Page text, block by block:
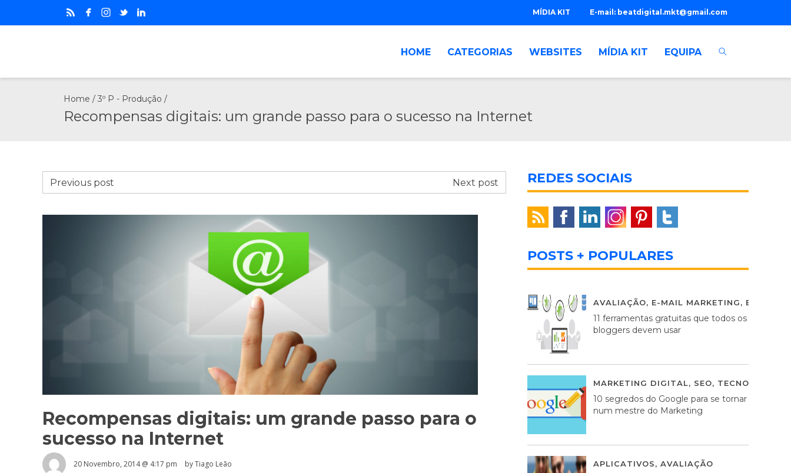
E-mail: beatdigital.mkt@gmail.com
MÍDIA KIT
HOME CATEGORIAS WEBSITES MÍDIA KIT EQUIPA
Home / 3º P - Produção /
Recompensas digitais: um grande passo para o sucesso na Internet
Previous post Next post
Recompensas digitais: um grande passo para o
sucesso na Internet
20 Novembro, 2014 @ 4:17 pm
by Tiago Leão
REDES SOCIAIS
POSTS + POPULARES
AVALIAÇÃO, E-MAIL MARKETING,
11 ferramentas gratuitas que todos os
bloggers devem usar
MARKETING DIGITAL, SEO, TECNOLOGIA
10 segredos do Google para se tornar
num mestre do Marketing
APLICATIVOS, AVALIAÇÃO